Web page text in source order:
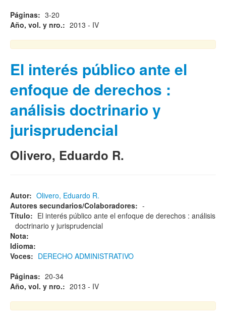
Páginas: 3-20
Año, vol. y nro.: 2013 - IV
El interés público ante el
enfoque de derechos :
análisis doctrinario y
jurisprudencial
Olivero, Eduardo R.
Autor: Olivero, Eduardo R.
Autores secundarios/Colaboradores: -
Título: El interés público ante el enfoque de derechos : análisis
doctrinario y jurisprudencial
Nota:
Idioma:
Voces: DERECHO ADMINISTRATIVO
Páginas: 20-34
Año, vol. y nro.: 2013 - IV